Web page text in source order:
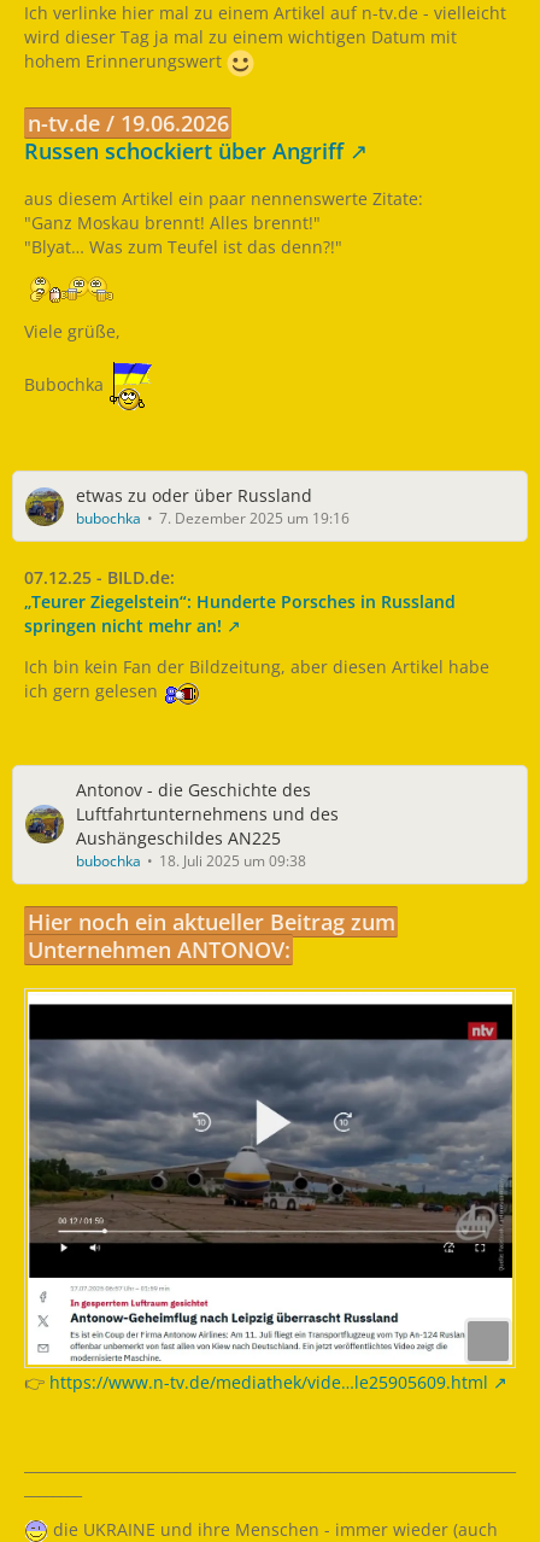
Ich verlinke hier mal zu einem Artikel auf n-tv.de - vielleicht
wird dieser Tag ja mal zu einem wichtigen Datum mit
hohem Erinnerungswert
n-tv.de / 19.06.2026
Russen schockiert über Angriff
aus diesem Artikel ein paar nennenswerte Zitate:
"Ganz Moskau brennt! Alles brennt!"
"Blyat… Was zum Teufel ist das denn?!"
Viele grüße,
Bubochka
etwas zu oder über Russland
bubochka 7. Dezember 2025 um 19:16
07.12.25 - BILD.de:
„Teurer Ziegelstein“: Hunderte Porsches in Russland
springen nicht mehr an!
Ich bin kein Fan der Bildzeitung, aber diesen Artikel habe
ich gern gelesen
Antonov - die Geschichte des
Luftfahrtunternehmens und des
Aushängeschildes AN225
bubochka 18. Juli 2025 um 09:38
Hier noch ein aktueller Beitrag zum
Unternehmen ANTONOV:
👉 https://www.n-tv.de/mediathek/vide…le25905609.html
die UKRAINE und ihre Menschen - immer wieder (auch